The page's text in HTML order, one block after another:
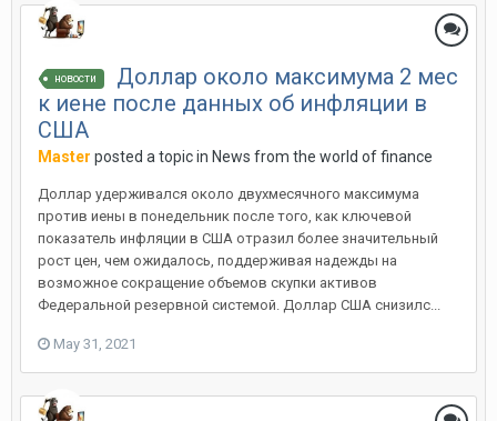
новости
Доллар около максимума 2 мес
к иене после данных об инфляции в
США
Master posted a topic in News from the world of finance
Доллар удерживался около двухмесячного максимума
против иены в понедельник после того, как ключевой
показатель инфляции в США отразил более значительный
рост цен, чем ожидалось, поддерживая надежды на
возможное сокращение объемов скупки активов
Федеральной резервной системой. Доллар США снизилс...
May 31, 2021